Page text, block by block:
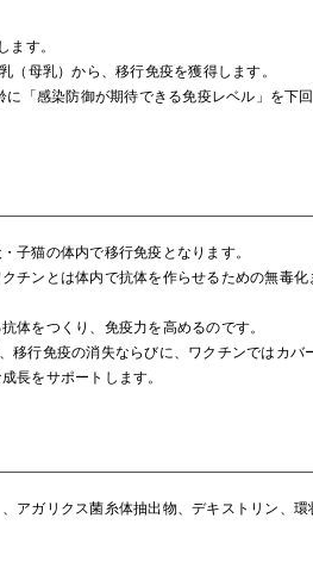
す。
母乳）から、移行免疫を獲得します。
感染防御が期待できる免疫レベル」を下回
子猫の体内で移行免疫となります。
チンとは体内で抗体を作らせるための無毒
体をつくり、免疫力を高めるのです。
移行免疫の消失ならびに、ワクチンではカバ
長をサポートします。
アガリクス菌糸体抽出物、デキストリン、環